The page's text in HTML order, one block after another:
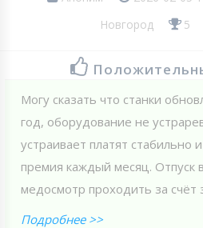
Новгород
5
Могу сказать что станки
год, оборудование не
устраивает платят стабильно
премия каждый месяц. Отпуск
медосмотр проходить за счёт
Подробнее >>